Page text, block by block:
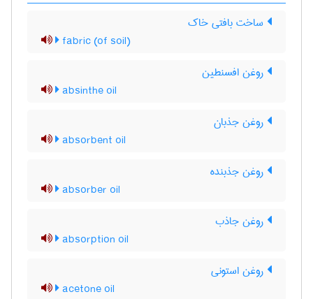
ساخت بافتی خاک
(fabric (of soil
روغن افسنطین
absinthe oil
روغن جذبان
absorbent oil
روغن جذبنده
absorber oil
روغن جاذب
absorption oil
روغن استونی
acetone oil